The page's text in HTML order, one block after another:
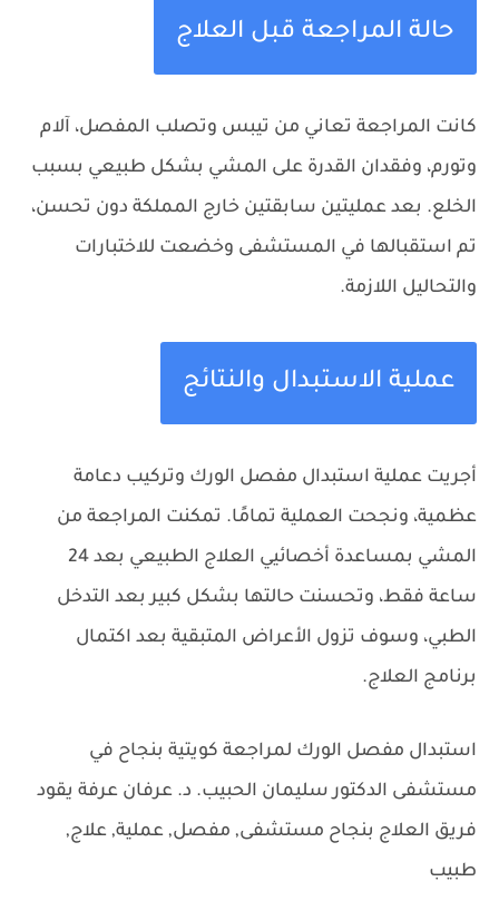
حالة المراجعة قبل العلاج
كانت المراجعة تعاني من تيبس وتصلب المفصل، آلام
وتورم، وفقدان القدرة على المشي بشكل طبيعي بسبب
الخلع. بعد عمليتين سابقتين خارج المملكة دون تحسن،
تم استقبالها في المستشفى وخضعت للاختبارات
والتحاليل اللازمة.
عملية الاستبدال والنتائج
أجريت عملية استبدال مفصل الورك وتركيب دعامة
عظمية، ونجحت العملية تمامًا. تمكنت المراجعة من
المشي بمساعدة أخصائيي العلاج الطبيعي بعد 24
ساعة فقط، وتحسنت حالتها بشكل كبير بعد التدخل
الطبي، وسوف تزول الأعراض المتبقية بعد اكتمال
برنامج العلاج.
استبدال مفصل الورك لمراجعة كويتية بنجاح في
مستشفى الدكتور سليمان الحبيب. د. عرفان عرفة يقود
فريق العلاج بنجاح مستشفى, مفصل, عملية, علاج,
طبيب